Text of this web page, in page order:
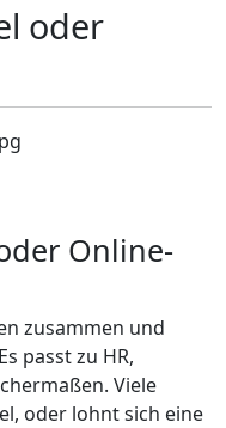
oder
Online-
zusammen und
passt zu HR,
Viele
oder lohnt sich eine